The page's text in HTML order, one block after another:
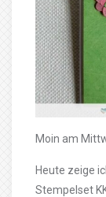
Moin am
Heute zeige
Stempelset